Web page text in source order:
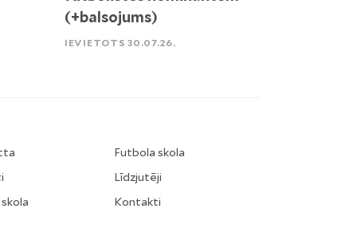
(+balsojums)
IEVIETOTS 30.07.26.
Futbola skola
Līdzjutēji
Kontakti